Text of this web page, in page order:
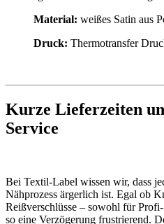
Material: weißes Satin aus
Druck: Thermotransfer
Kurze Lieferzeiten
Service
Bei Textil-Label wissen wir, dass
Nähprozess ärgerlich ist. Egal ob
Reißverschlüsse – sowohl für
so eine Verzögerung frustrierend.